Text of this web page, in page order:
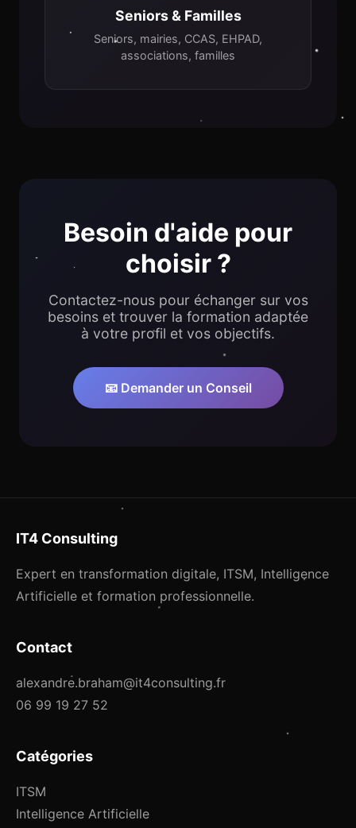
Seniors & Familles
Seniors, mairies, CCAS, EHPAD,
associations, familles
Besoin d'aide pour
choisir ?
Contactez-nous pour échanger sur vos
besoins et trouver la formation adaptée
à votre profil et vos objectifs.
📧 Demander un Conseil
IT4 Consulting
Expert en transformation digitale, ITSM, Intelligence
Artificielle et formation professionnelle.
Contact
alexandre.braham@it4consulting.fr
06 99 19 27 52
Catégories
ITSM
Intelligence Artificielle